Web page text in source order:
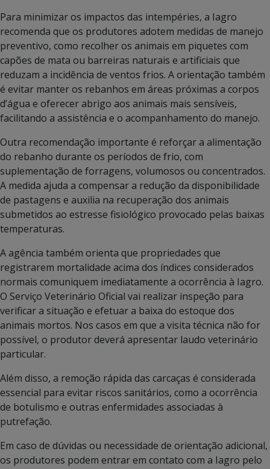
Para minimizar os impactos das intempéries, a Iagro
recomenda que os produtores adotem medidas de manejo
preventivo, como recolher os animais em piquetes com
capões de mata ou barreiras naturais e artificiais que
reduzam a incidência de ventos frios. A orientação também
é evitar manter os rebanhos em áreas próximas a corpos
d’água e oferecer abrigo aos animais mais sensíveis,
facilitando a assistência e o acompanhamento do manejo.
Outra recomendação importante é reforçar a alimentação
do rebanho durante os períodos de frio, com
suplementação de forragens, volumosos ou concentrados.
A medida ajuda a compensar a redução da disponibilidade
de pastagens e auxilia na recuperação dos animais
submetidos ao estresse fisiológico provocado pelas baixas
temperaturas.
A agência também orienta que propriedades que
registrarem mortalidade acima dos índices considerados
normais comuniquem imediatamente a ocorrência à Iagro.
O Serviço Veterinário Oficial vai realizar inspeção para
verificar a situação e efetuar a baixa do estoque dos
animais mortos. Nos casos em que a visita técnica não for
possível, o produtor deverá apresentar laudo veterinário
particular.
Além disso, a remoção rápida das carcaças é considerada
essencial para evitar riscos sanitários, como a ocorrência
de botulismo e outras enfermidades associadas à
putrefação.
Em caso de dúvidas ou necessidade de orientação adicional,
os produtores podem entrar em contato com a Iagro pelo